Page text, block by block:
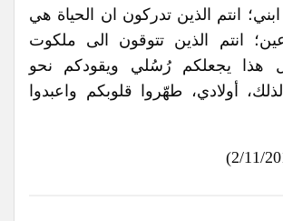
انتم الذين تدركون ان الحياة هي
انتم الذين تتوقون الى ملكوت
هذا يجعلكم رُسُلي ويقودكم نحو
أولادي، طهّروا قلوبكم واعبدوا